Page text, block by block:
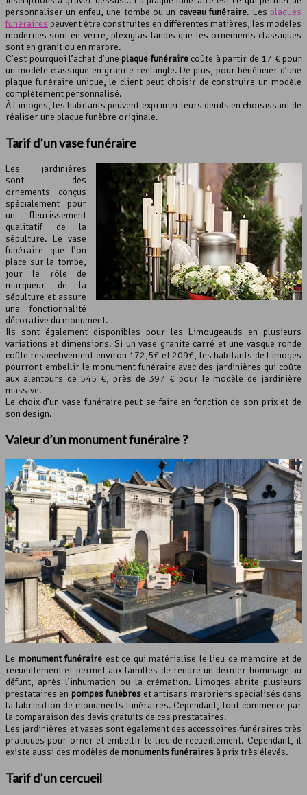
personnaliser un enfeu, une tombe ou un caveau funéraire. Les plaques
funéraires peuvent être construites en différentes matières, les modèles
modernes sont en verre, plexiglas tandis que les ornements classiques
sont en granit ou en marbre.
C’est pourquoi l’achat d’une plaque funérairecoûte à partir de 17 € pour
un modèle classique en granite rectangle. De plus, pour bénéficier d’une
plaque funéraire unique, le client peut choisir de construire un modèle
complètement personnalisé.
À Limoges, les habitants peuvent exprimer leurs deuils en choisissant de
réaliser une plaque funèbre originale.
Tarif d’unvase funéraire
Les jardinières
sont des
ornements conçus
spécialement pour
un fleurissement
qualitatif de la
sépulture. Le vase
funéraire que l’on
place sur la tombe,
jour le rôle de
marqueur de la
sépulture et assure
une fonctionnalité
décorative du monument.
Ils sont également disponibles pour les Limougeauds en plusieurs
variations et dimensions. Si un vase granite carré et une vasque ronde
coûte respectivement environ 172,5€ et 209€, les habitants de Limoges
pourront embellir le monument funéraire avec des jardinières qui coûte
aux alentours de 545 €, près de 397 € pour le modèle de jardinière
massive.
Le choix d’un vase funéraire peut se faire en fonction de son prix et de
son design.
Valeur d’un monument funéraire ?
Le monument funéraire est ce qui matérialise le lieu de mémoire et de
recueillement et permet aux familles de rendre un dernier hommage au
défunt, après l’inhumation ou la crémation. Limoges abrite plusieurs
prestataires en pompes funèbreset artisans marbriers spécialisés dans
la fabrication de monuments funéraires. Cependant, tout commence par
la comparaison des devis gratuits de ces prestataires.
Les jardinières et vases sont également des accessoires funéraires très
pratiques pour orner et embellir le lieu de recueillement. Cependant, il
existe aussi des modèles de monuments funéraires à prix très élevés.
Tarif d’un cercueil